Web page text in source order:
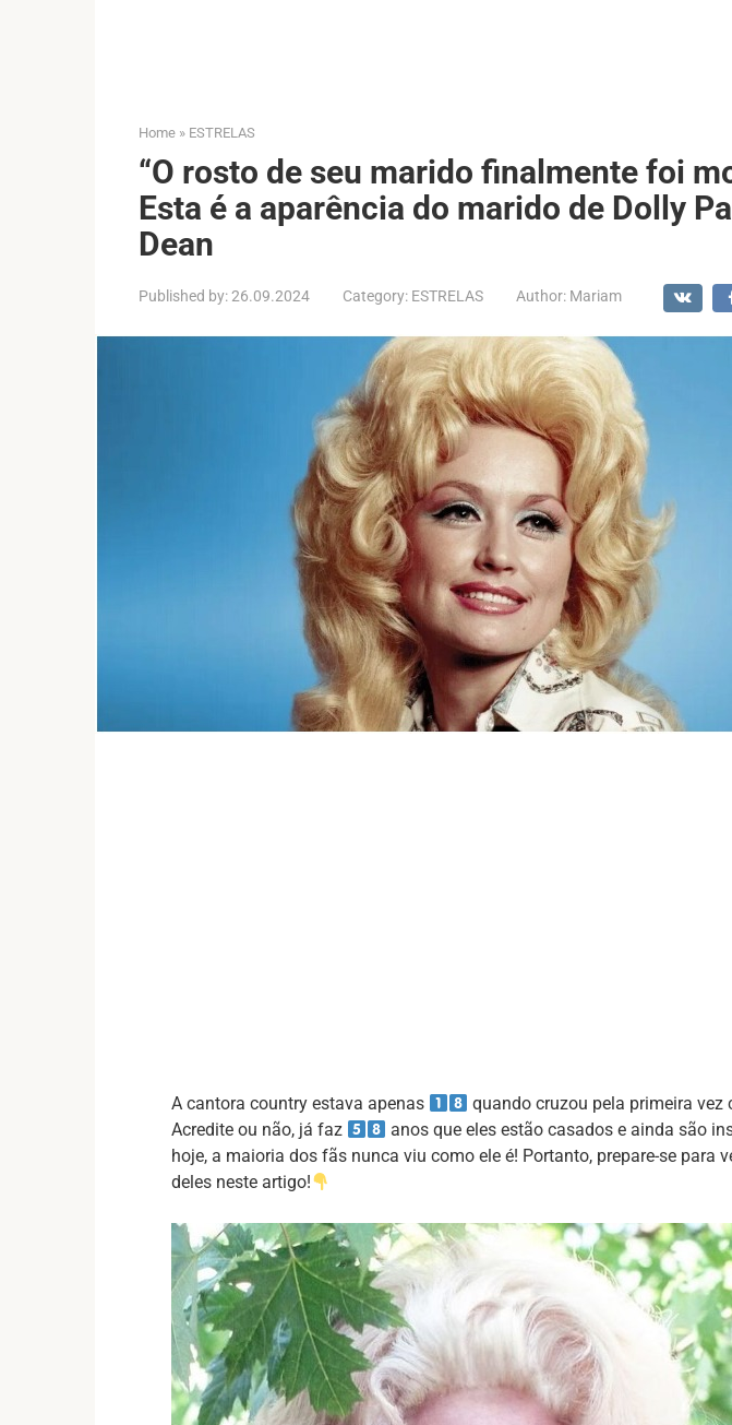
Home » ESTRELAS
“O rosto de seu marido finalmente foi
Esta é a aparência do marido de Dolly
Dean
Published by:26.09.2024 Category: ESTRELAS Author: Mariam
A cantora country estava apenas
quando cruzou pela primeira vez
Acredite ou não, já faz
anos que eles estão casados e ainda são
hoje, a maioria dos fãs nunca viu como ele é! Portanto, prepare-se para
deles neste artigo!